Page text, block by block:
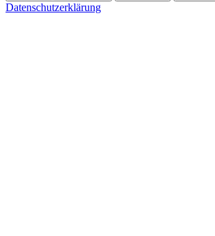
Datenschutzerklärung